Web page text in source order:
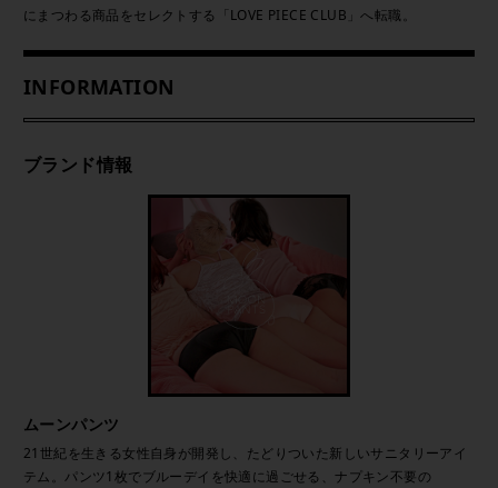
にまつわる商品をセレクトする「LOVE PIECE CLUB」へ転職。
INFORMATION
ブランド情報
ムーンパンツ
21世紀を生きる女性自身が開発し、たどりついた新しいサニタリーアイ
テム。パンツ1枚でブルーデイを快適に過ごせる、ナプキン不要の